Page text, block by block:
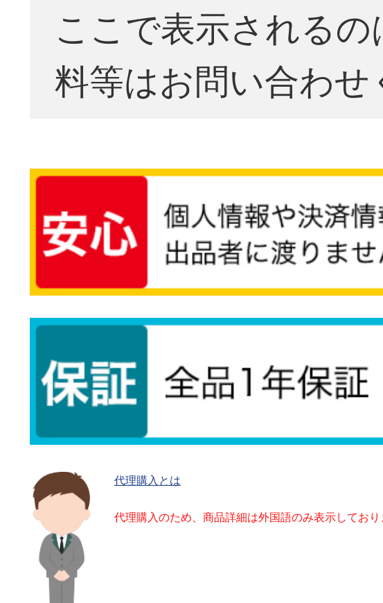
ここで表示される
料等はお問い合わせ
代理購入とは
代理購入のため、商品詳細は外国語のみ表示しており